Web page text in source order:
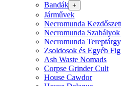
Bandák +
Járművek
Necromunda
Necromunda
Necromunda
Zsoldosok és Egyéb
Ash Waste Nomads
Corpse Grinder Cult
House Cawdor